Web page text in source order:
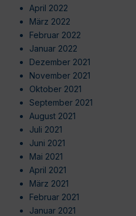
April 2022
März 2022
Februar 2022
Januar 2022
Dezember 2021
November 2021
Oktober 2021
September 2021
August 2021
Juli 2021
Juni 2021
Mai 2021
April 2021
März 2021
Februar 2021
Januar 2021